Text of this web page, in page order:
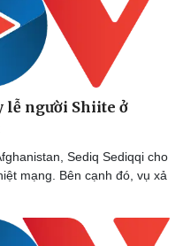
lễ người Shiite ở
Sediq Sediqqi cho
mạng. Bên cạnh đó, vụ xả